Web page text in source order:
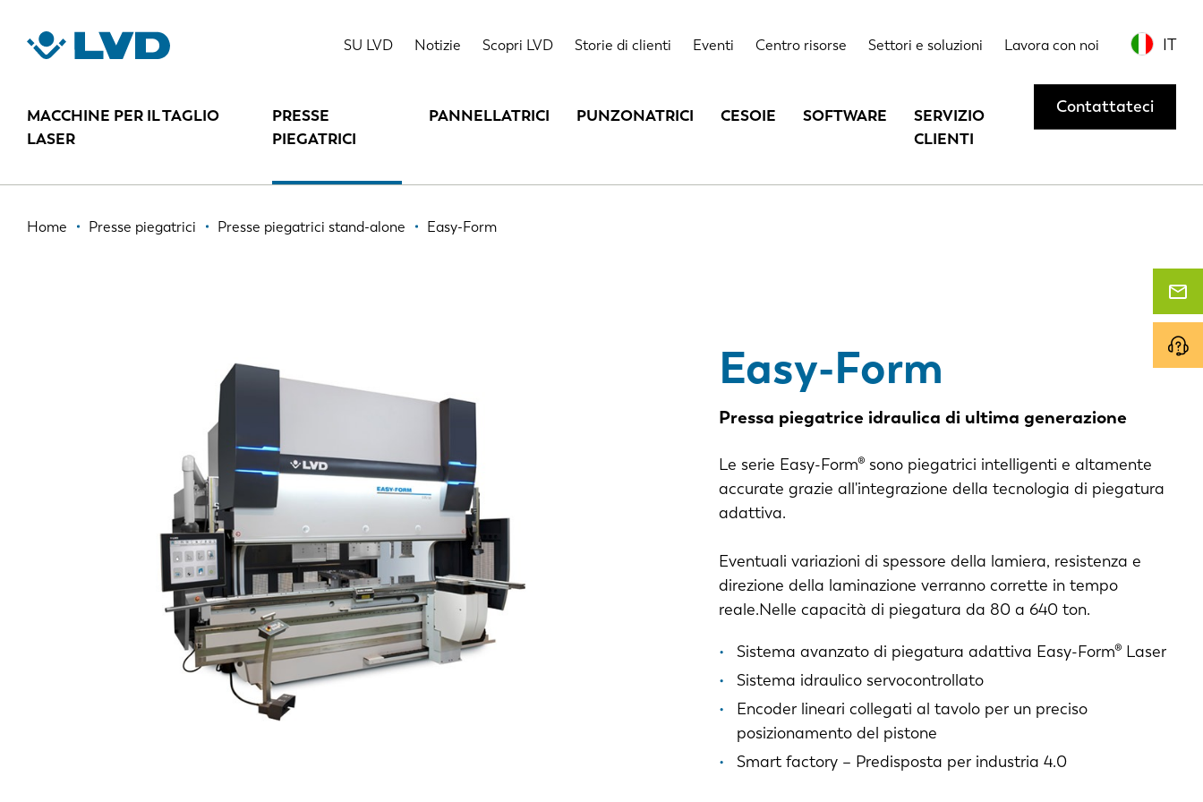
contenuto
SU LVD Notizie Scopri LVD Storie di clienti Eventi Centro risorse Settori e soluzioni Lavora con noi IT
MACCHINE PER IL TAGLIO
LASER
PRESSE
PIEGATRICI
PANNELLATRICI PUNZONATRICI CESOIE SOFTWARE
SERVIZIO
CLIENTI
Contattateci
Briciole
Home Presse piegatrici Presse piegatrici stand-alone Easy-Form
Easy-Form
Pressa piegatrice idraulica di ultima generazione
Le serie Easy-Form® sono piegatrici intelligenti e altamente
accurate grazie all'integrazione della tecnologia di piegatura
adattiva.
Eventuali variazioni di spessore della lamiera, resistenza e
direzione della laminazione verranno corrette in tempo
reale.Nelle capacità di piegatura da 80 a 640 ton.
Sistema avanzato di piegatura adattiva Easy-Form® Laser
Sistema idraulico servocontrollato
Encoder lineari collegati al tavolo per un preciso
posizionamento del pistone
Smart factory – Predisposta per industria 4.0
EASY-FORM Punti forti Dati tecnici Opzioni Storie di clienti Contattateci o richiedete una dimostrazione